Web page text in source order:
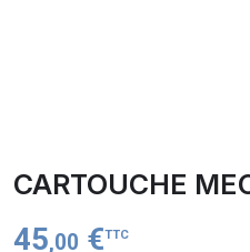
CARTOUCHE
45,00 €TTC